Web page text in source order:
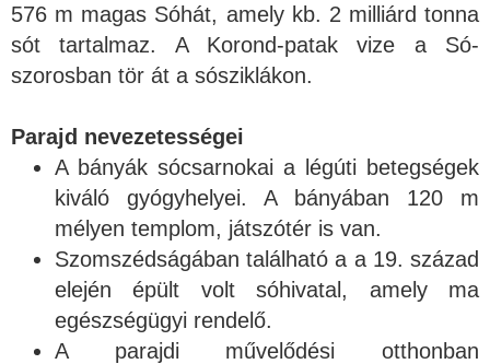
576 m magas Sóhát, amely kb. 2 milliárd tonna
sót tartalmaz. A Korond-patak vize a Só-
szorosban tör át a sósziklákon.
Parajd nevezetességei
A bányák sócsarnokai a légúti betegségek
kiváló gyógyhelyei. A bányában 120 m
mélyen templom, játszótér is van.
Szomszédságában található a a 19. század
elején épült volt sóhivatal, amely ma
egészségügyi rendelő.
A parajdi művelődési otthonban